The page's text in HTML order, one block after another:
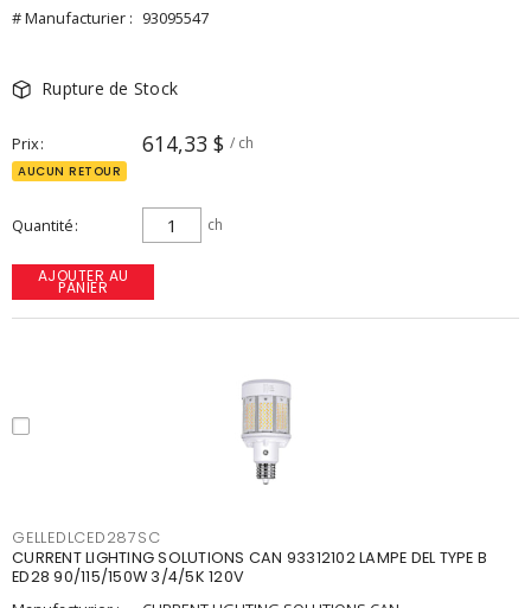
# Manufacturier : 93095547
Rupture de Stock
Prix 614,33 $ / ch
AUCUN RETOUR
Quantité ch
AJOUTER AU
PANIER
GELLEDLCED287SC
CURRENT LIGHTING SOLUTIONS CAN 93312102 LAMPE DEL TYPE B
ED28 90/115/150W 3/4/5K 120V